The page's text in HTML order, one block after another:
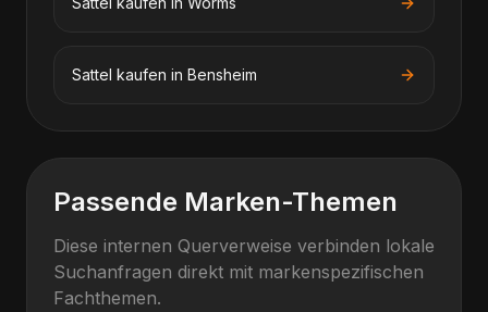
Sattel kaufen in Bensheim
Passende Marken-Themen
Diese internen Querverweise verbinden lokale
Suchanfragen direkt mit markenspezifischen
Fachthemen.